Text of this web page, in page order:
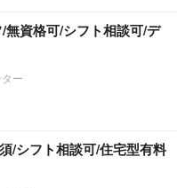
無資格可/シフト相談可/デ
ー
/シフト相談可/住宅型有料